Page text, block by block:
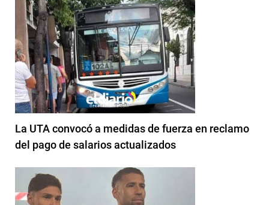
La UTA convocó a medidas de fuerza en reclamo
del pago de salarios actualizados